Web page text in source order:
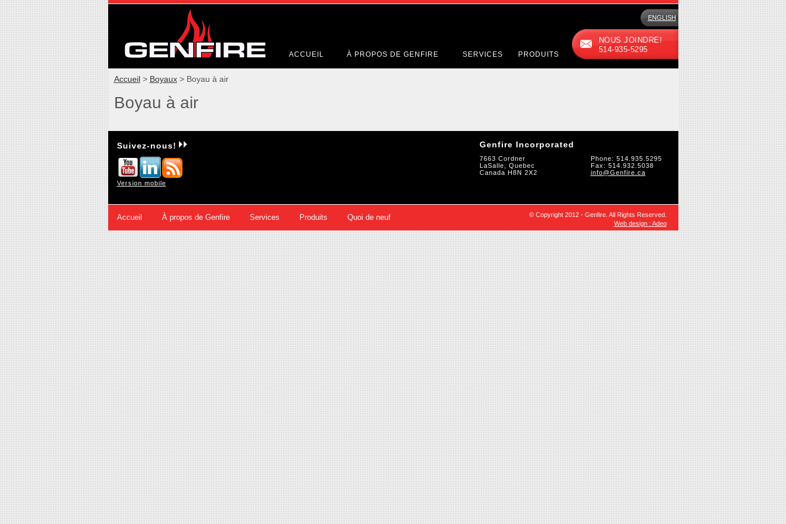
ACCUEIL À PROPOS DE GENFIRE SERVICES PRODUITS
ENGLISH
NOUS JOINDRE!
514-935-5295
Accueil> Boyaux> Boyau à air
Boyau à air
Suivez-nous!
Version mobile
Genfire Incorporated
7663 Cordner
LaSalle, Quebec
Canada H8N 2X2
Phone: 514.935.5295
Fax: 514.932.5038
info@Genfire.ca
Accueil À propos de Genfire Services Produits Quoi de neuf
© Copyright 2012 - Genfire. All Rights Reserved.
Web design : Adeo